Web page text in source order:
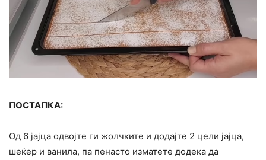
ПОСТАПКА:
Од 6 јајца одвојте ги жолчките и додајте 2 цели јајца,
шеќер и ванила, па пенасто изматете додека да